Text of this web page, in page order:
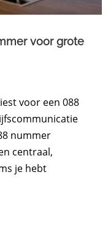
voor grote
voor een 088
nummer
centraal,
je hebt